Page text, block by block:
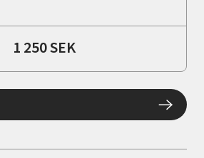
1 250 SEK